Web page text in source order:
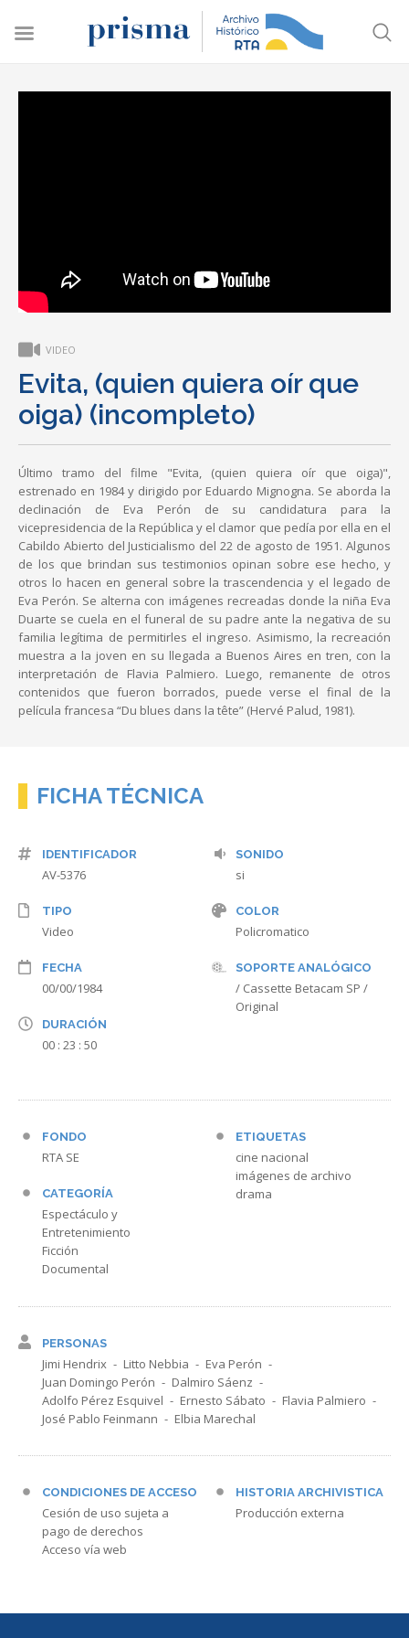
VIDEO
Evita, (quien quiera oír que
oiga) (incompleto)
Último tramo del filme "Evita, (quien quiera oír que oiga)",
estrenado en 1984 y dirigido por Eduardo Mignogna. Se aborda la
declinación de Eva Perón de su candidatura para la
vicepresidencia de la República y el clamor que pedía por ella en el
Cabildo Abierto del Justicialismo del 22 de agosto de 1951. Algunos
de los que brindan sus testimonios opinan sobre ese hecho, y
otros lo hacen en general sobre la trascendencia y el legado de
Eva Perón. Se alterna con imágenes recreadas donde la niña Eva
Duarte se cuela en el funeral de su padre ante la negativa de su
familia legítima de permitirles el ingreso. Asimismo, la recreación
muestra a la joven en su llegada a Buenos Aires en tren, con la
interpretación de Flavia Palmiero. Luego, remanente de otros
contenidos que fueron borrados, puede verse el final de la
película francesa “Du blues dans la tête” (Hervé Palud, 1981).
FICHA TÉCNICA
IDENTIFICADOR
AV-5376
TIPO
Video
FECHA
00/00/1984
DURACIÓN
00 : 23 : 50
SONIDO
si
COLOR
Policromatico
SOPORTE ANALÓGICO
/ Cassette Betacam SP /
Original
FONDO
RTA SE
CATEGORÍA
Espectáculo y
Entretenimiento
Ficción
Documental
ETIQUETAS
cine nacional
imágenes de archivo
drama
PERSONAS
Jimi Hendrix Litto Nebbia
Eva Perón
Juan Domingo Perón
Dalmiro Sáenz
Adolfo Pérez Esquivel
Ernesto Sábato
Flavia Palmiero
José Pablo Feinmann
Elbia Marechal
CONDICIONES DE ACCESO
Cesión de uso sujeta a
pago de derechos
Acceso vía web
HISTORIA ARCHIVISTICA
Producción externa